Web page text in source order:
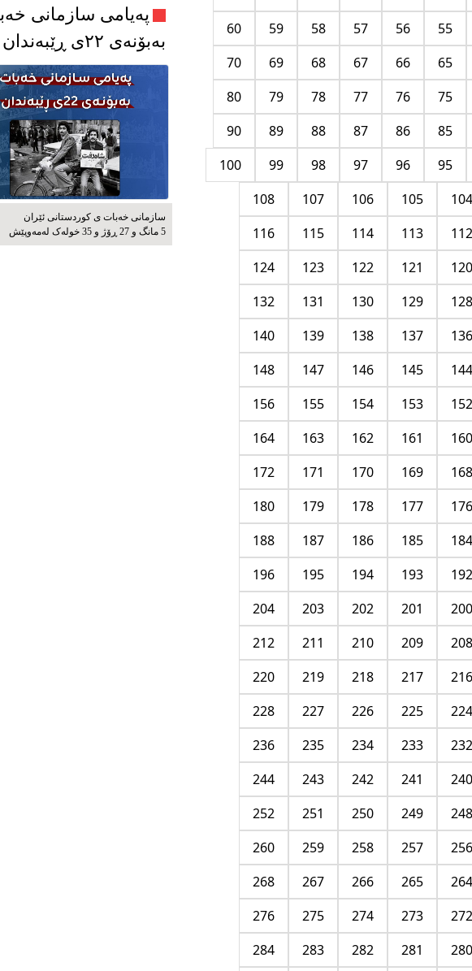
55
56
57
58
59
60
65
66
67
68
69
70
75
76
77
78
79
80
85
86
87
88
89
90
95
96
97
98
99
100
104
105
106
107
108
112
113
114
115
116
120
121
122
123
124
128
129
130
131
132
136
137
138
139
140
144
145
146
147
148
152
153
154
155
156
160
161
162
163
164
168
169
170
171
172
176
177
178
179
180
184
185
186
187
188
192
193
194
195
196
200
201
202
203
204
208
209
210
211
212
216
217
218
219
220
224
225
226
227
228
232
233
234
235
236
240
241
242
243
244
248
249
250
251
252
256
257
258
259
260
264
265
266
267
268
272
273
274
275
276
280
281
282
283
284
پەیامی سازمانی
بەبۆنەی ۲۲ی ڕێبەندان
سازمانی خەبات ی كوردستانی ئێران
5 مانگ و 27 ڕۆژ و 35 خوله‌ک له‌مه‌وپێش‌